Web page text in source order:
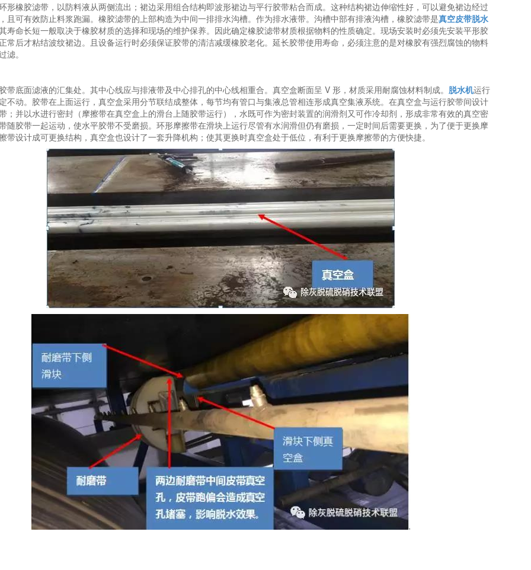
形橡胶滤带，以防料液从两侧流出；裙边采用组合结构即波形裙边与平行胶带粘合而成。这种结构裙边伸缩性好，可以避免裙边经过
且可有效防止料浆跑漏。橡胶滤带的上部构造为中间一排排水沟槽。作为排水液带。沟槽中部有排液沟槽，橡胶滤带是真空皮带脱水
寿命长短一般取决于橡胶材质的选择和现场的维护保养。因此确定橡胶滤带材质根据物料的性质确定。现场安装时必须先安装平形胶
常后才粘结波纹裙边。且设备运行时必须保证胶带的清洁减缓橡胶老化。延长胶带使用寿命，必须注意的是对橡胶有强烈腐蚀的物料
滤。
带底面滤液的汇集处。其中心线应与排液带及中心排孔的中心线相重合。真空盒断面呈 V 形，材质采用耐腐蚀材料制成。 脱水机运行
不动。胶带在上面运行，真空盒采用分节联结成整体，每节均有管口与集液总管相连形成真空集液系统。在真空盒与运行胶带间设计
；并以水进行密封（摩擦带在真空盒上的滑台上随胶带运行），水既可作为密封装置的润滑剂又可作冷却剂，形成非常有效的真空密
随胶带一起运动，使水平胶带不受磨损。环形摩擦带在滑块上运行尽管有水润滑但仍有磨损，一定时间后需要更换，为了便于更换摩
带设计成可更换结构，真空盒也设计了一套升降机构；使其更换时真空盒处于低位，有利于更换摩擦带的方便快捷。